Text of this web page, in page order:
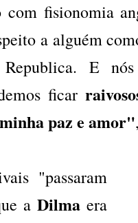
com fisionomia
a alguém
Republica. E
ficar
paz e amor"
"passaram
aDilmaera